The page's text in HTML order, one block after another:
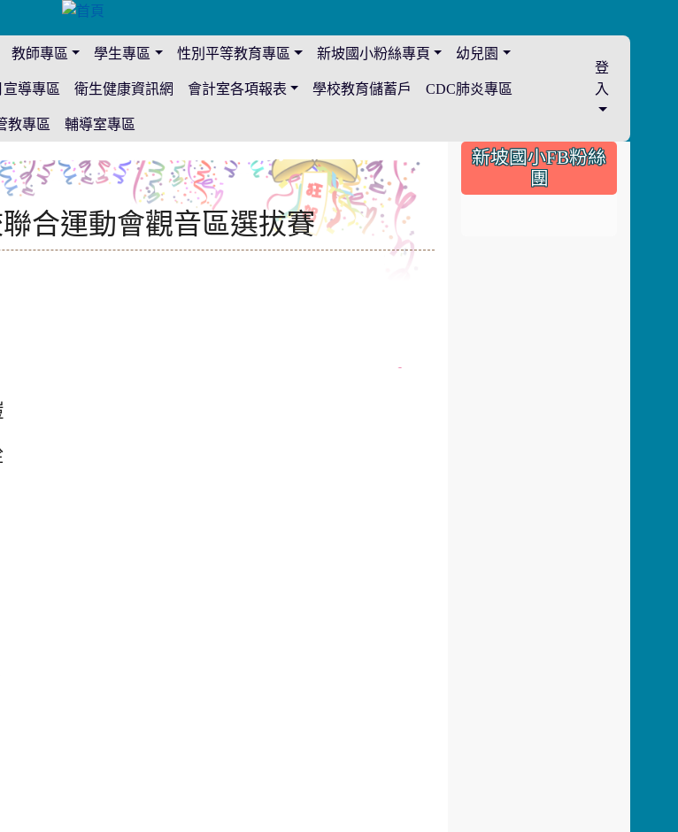
教師專區 學生專區 性別平等教育專區 新坡國小粉絲專頁 幼兒園
導專區 衛生健康資訊網 會計室各項報表 學校教育儲蓄戶 CDC肺炎專區
教專區 輔導室專區
登
入
合運動會觀音區選拔賽
:::
新坡國小FB粉絲
團